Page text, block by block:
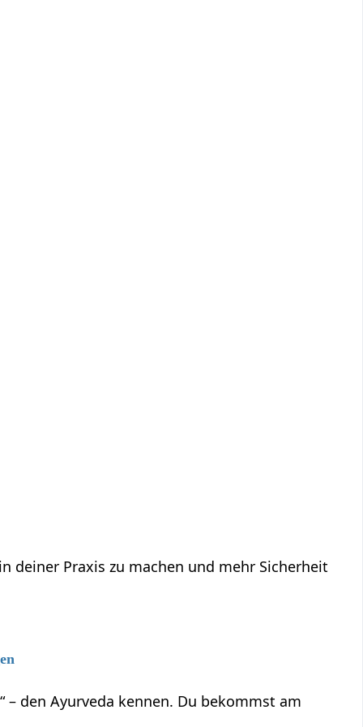
deiner Praxis zu machen und mehr Sicherheit
– den Ayurveda kennen. Du bekommst am